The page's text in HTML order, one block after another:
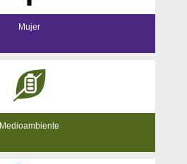
Mujer
Medioambiente